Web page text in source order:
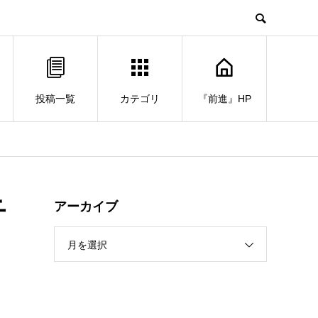
投稿一覧 カテゴリ 『前進』HP
アーカイブ
月を選択